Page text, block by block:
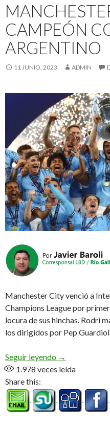
CAMPEÓN
ARGENTINO
11 JUNIO, 2023 ADMIN
Manchester City venció a
Champions League por
locura de sus hinchas. Rodri
los dirigidos por Pep
Seguir leyendo Manchester
→
1.978 veces leída
Share this: